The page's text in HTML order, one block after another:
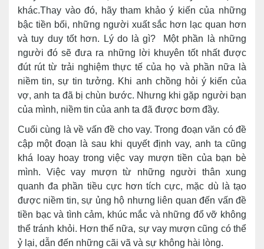
khác.Thay vào đó, hãy tham khảo ý kiến của những
bậc tiền bối, những người xuất sắc hơn lạc quan hơn
và tuy duy tốt hơn. Lý do là gì? Một phần là những
người đó sẽ đưa ra những lời khuyên tốt nhất được
đút rút từ trải nghiệm thực tế của họ và phần nữa là
niềm tin, sự tin tưởng. Khi anh chồng hỏi ý kiến của
vợ, anh ta đã bị chùn bước. Nhưng khi gặp người bạn
của mình, niềm tin của anh ta đã được bơm đầy.
Cuối cùng là về vấn đề cho vay. Trong đoạn văn có đề
cập một đoạn là sau khi quyết định vay, anh ta cũng
khá loay hoay trong việc vay mượn tiền của bạn bè
mình. Việc vay mượn từ những người thân xung
quanh đa phần tiều cực hơn tích cực, mặc dù là tạo
được niềm tin, sự ủng hộ nhưng liên quan đến vấn đề
tiền bạc và tình cảm, khúc mắc và những đổ vỡ không
thể tránh khỏi. Hơn thế nữa, sự vay mượn cũng có thể
ỷ lại, dẫn đến những cãi vã và sự không hài lòng.